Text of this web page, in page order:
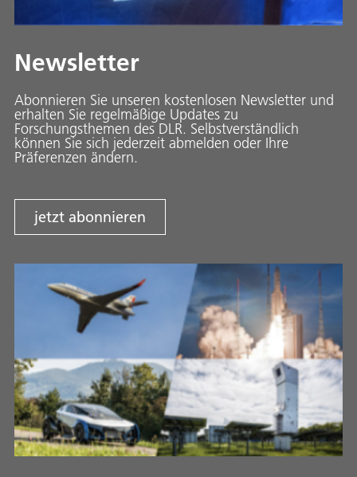
Newsletter
Abonnieren Sie unseren kostenlosen Newsletter und
erhalten Sie regelmäßige Updates zu
Forschungsthemen des DLR. Selbstverständlich
können Sie sich jederzeit abmelden oder Ihre
Präferenzen ändern.
jetzt abonnieren